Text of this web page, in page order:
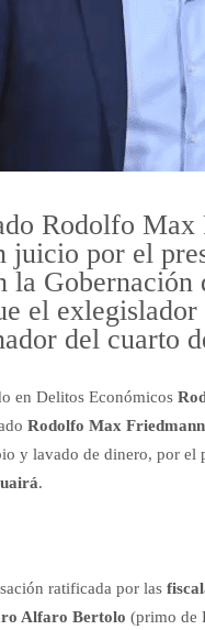
Rodolfo
juicio por el
la
el
del cuarto
en Delitos Económicos
Rodolfo Max
y lavado de dinero, por el
.
ratificada por las
Alfaro Bertolo (primo de